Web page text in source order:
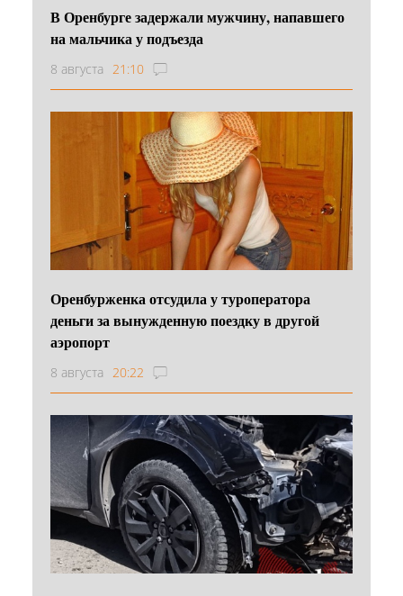
В Оренбурге задержали мужчину, напавшего
на мальчика у подъезда
8 августа 21:10
Оренбурженка отсудила у туроператора
деньги за вынужденную поездку в другой
аэропорт
8 августа 20:22